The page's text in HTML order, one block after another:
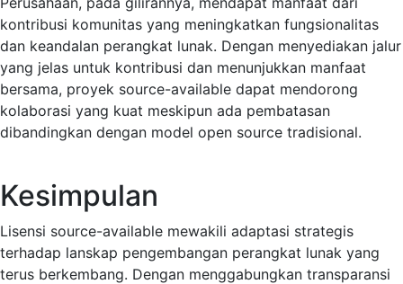
kontribusi komunitas yang meningkatkan fungsionalitas
dan keandalan perangkat lunak. Dengan menyediakan jalur
yang jelas untuk kontribusi dan menunjukkan manfaat
bersama, proyek source-available dapat mendorong
kolaborasi yang kuat meskipun ada pembatasan
dibandingkan dengan model open source tradisional.
Kesimpulan
Lisensi source-available mewakili adaptasi strategis
terhadap lanskap pengembangan perangkat lunak yang
terus berkembang. Dengan menggabungkan transparansi